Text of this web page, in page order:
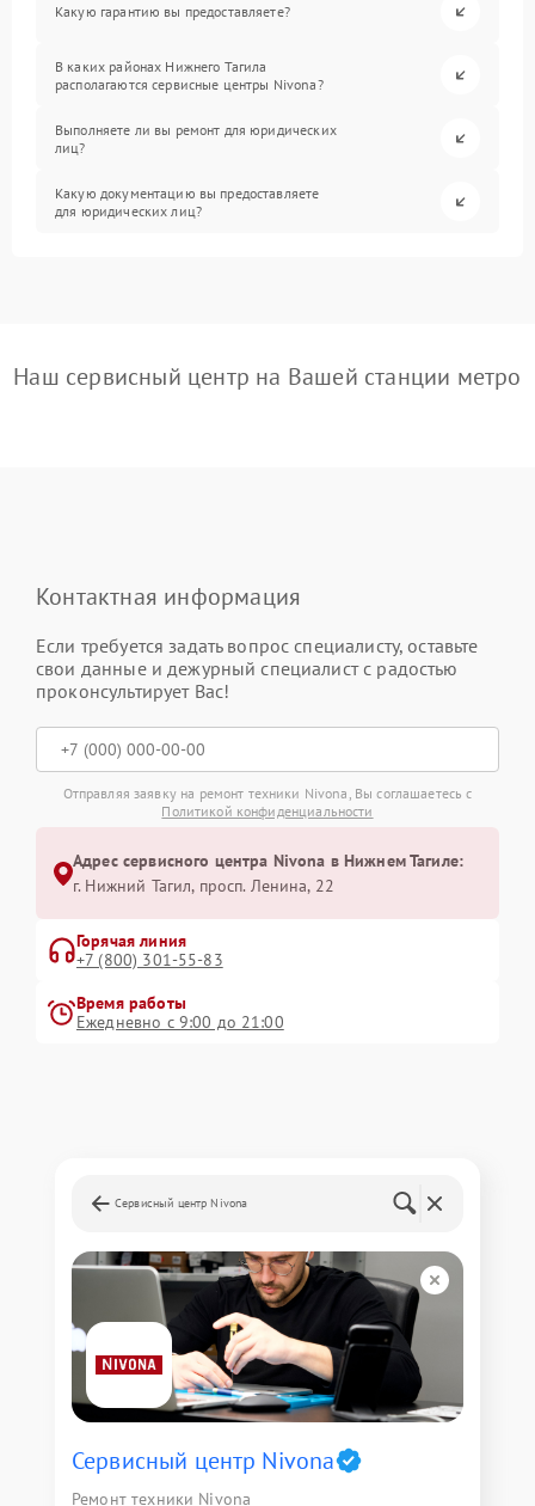
Какую гарантию вы предоставляете?
В каких районах Нижнего Тагила
располагаются сервисные центры Nivona?
Выполняете ли вы ремонт для юридических
лиц?
Какую документацию вы предоставляете
для юридических лиц?
Наш сервисный центр на Вашей станции метро
Контактная информация
Если требуется задать вопрос специалисту, оставьте
свои данные и дежурный специалист с радостью
проконсультирует Вас!
Отправляя заявку на ремонт техники Nivona, Вы соглашаетесь с
Политикой конфиденциальности
Адрес сервисного центра Nivona в Нижнем Тагиле:
г. Нижний Тагил, просп. Ленина, 22
Горячая линия
+7 (800) 301-55-83
Время работы
Ежедневно с 9:00 до 21:00
Сервисный центр Nivona
Сервисный центр Nivona
Ремонт техники Nivona